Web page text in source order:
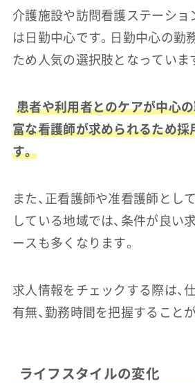
介護施設や訪問看護ステーショ
は日勤中心です。日勤中心の勤
ため人気の選択肢となっていま
患者や利用者とのケアが中心の
富な看護師が求められるため採
す。
また、正看護師や准看護師とし
している地域では、条件が良い
ースも多くなります。
求人情報をチェックする際は、
有無、勤務時間を把握すること
ライフスタイルの変化